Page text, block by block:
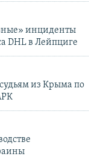
инциденты
DHL в Лейпциге
из Крыма по